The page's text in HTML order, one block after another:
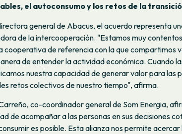
el autoconsumo y los retos de la
general de Abacus, el acuerdo representa
de la intercooperación. "Estamos muy
cooperativa de referencia con la que compartimos
de entender la actividad económica. Cuando
nuestra capacidad de generar valor para las
retos colectivos de nuestro tiempo", afirma.
co-coordinador general de Som Energia,
de acompañar a las personas en sus decisiones
es posible. Esta alianza nos permite